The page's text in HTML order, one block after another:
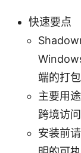
快速要点
端的打包
主要用
跨境访问
安装前